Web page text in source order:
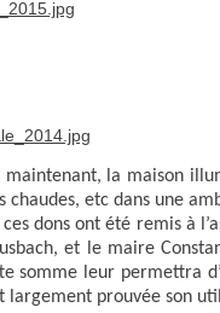
maintenant, la maison
chaudes, etc dans une
dons ont été remis à
et le maire
somme leur permettra
largement prouvée son